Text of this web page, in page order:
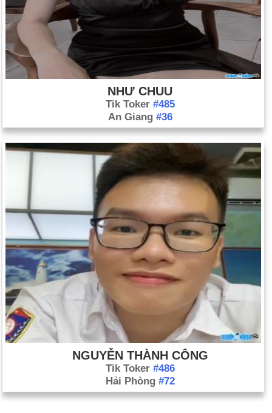
NHƯ CHUU
Tik Toker #485
An Giang #36
NGUYỄN THÀNH CÔNG
Tik Toker #486
Hải Phòng #72